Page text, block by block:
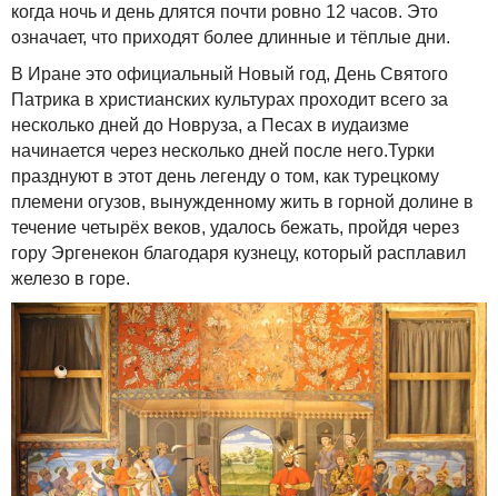
когда ночь и день длятся почти ровно 12 часов. Это
означает, что приходят более длинные и тёплые дни.
В Иране это официальный Новый год, День Святого
Патрика в христианских культурах проходит всего за
несколько дней до Новруза, а Песах в иудаизме
начинается через несколько дней после него.Турки
празднуют в этот день легенду о том, как турецкому
племени огузов, вынужденному жить в горной долине в
течение четырёх веков, удалось бежать, пройдя через
гору Эргенекон благодаря кузнецу, который расплавил
железо в горе.